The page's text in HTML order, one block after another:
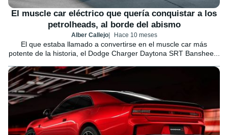
El muscle car eléctrico que quería conquistar a los
petrolheads, al borde del abismo
Alber Callejo Hace 10 meses
El que estaba llamado a convertirse en el muscle car más
potente de la historia, el Dodge Charger Daytona SRT Banshee...